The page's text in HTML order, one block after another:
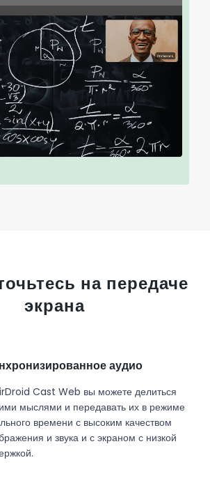
на передаче
экрана
аудио
Cast Web вы можете делиться
мыслями и передавать их в режиме
времени с высоким качеством
и звука и с экраном с низкой